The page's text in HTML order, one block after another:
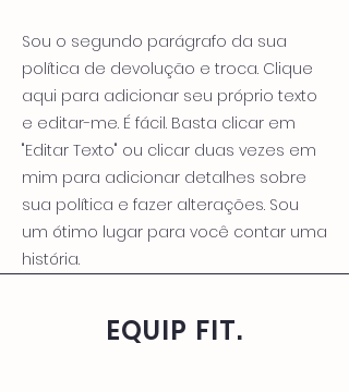
Sou o segundo parágrafo da sua
política de devolução e troca. Clique
aqui para adicionar seu próprio texto
e editar-me. É fácil. Basta clicar em
"Editar Texto" ou clicar duas vezes em
mim para adicionar detalhes sobre
sua política e fazer alterações. Sou
um ótimo lugar para você contar uma
história.
EQUIP FIT.